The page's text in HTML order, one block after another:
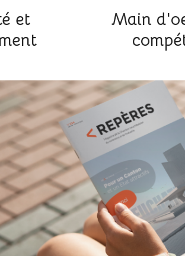
et
Main